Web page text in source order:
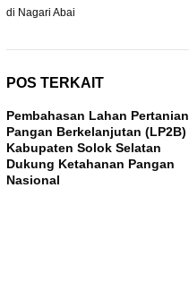
di Nagari Abai
POS TERKAIT
Pembahasan Lahan Pertanian
Pangan Berkelanjutan (LP2B)
Kabupaten Solok Selatan
Dukung Ketahanan Pangan
Nasional